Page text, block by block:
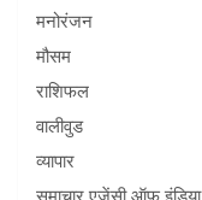
मनोरंजन
मौसम
राशिफल
वालीवुड
व्यापार